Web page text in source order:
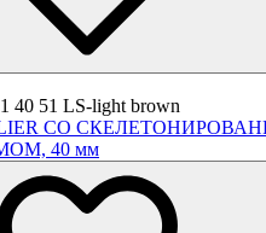
40 51 LS-light brown
СО
40 мм